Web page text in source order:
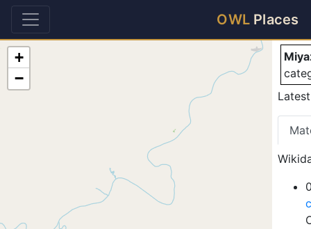
OWL Places
+
−